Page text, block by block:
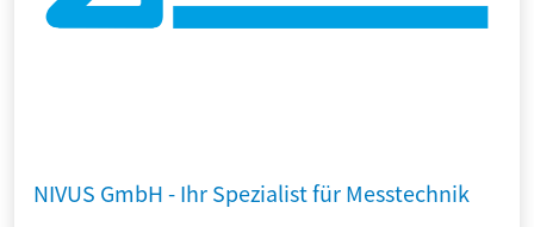
NIVUS GmbH - Ihr Spezialist für Messtechnik